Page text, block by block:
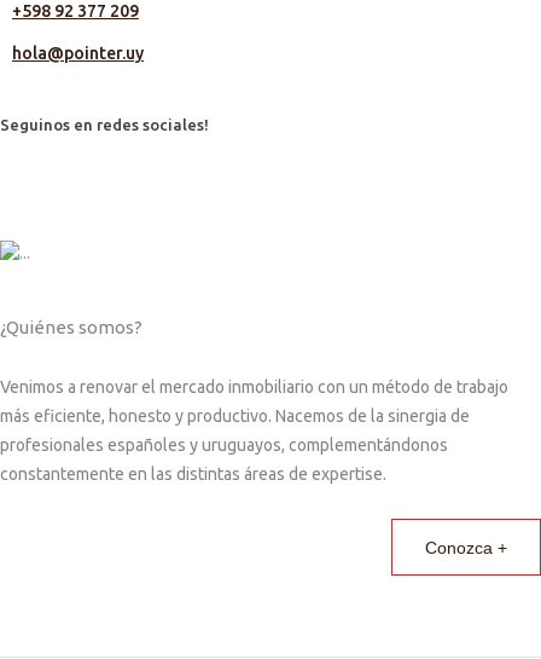
+598 92 377 209
hola@pointer.uy
Seguinos en redes sociales!
¿Quiénes somos?
Venimos a renovar el mercado inmobiliario con un método de trabajo
más eficiente, honesto y productivo. Nacemos de la sinergia de
profesionales españoles y uruguayos, complementándonos
constantemente en las distintas áreas de expertise.
Conozca +